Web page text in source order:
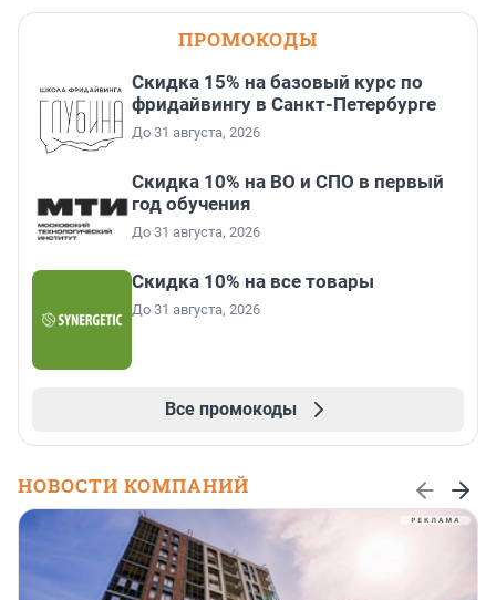
ПРОМОКОДЫ
Скидка 15% на базовый курс по
фридайвингу в Санкт-Петербурге
До 31 августа, 2026
Скидка 10% на ВО и СПО в первый
год обучения
До 31 августа, 2026
Скидка 10% на все товары
До 31 августа, 2026
Все промокоды
НОВОСТИ КОМПАНИЙ